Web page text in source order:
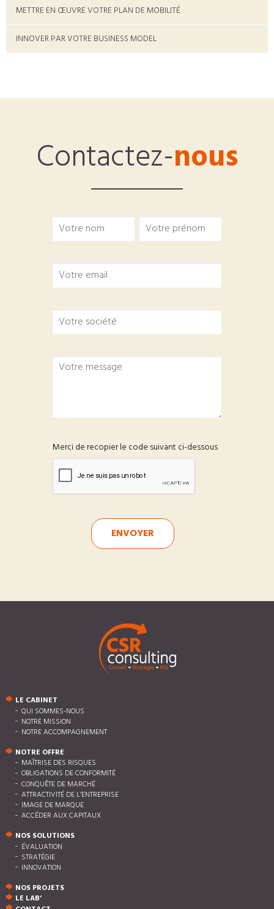
METTRE EN ŒUVRE VOTRE PLAN DE MOBILITÉ
INNOVER PAR VOTRE BUSINESS MODEL
Contactez-nous
Merci de recopier le code suivant ci-dessous
ENVOYER
LE CABINET
QUI SOMMES-NOUS
NOTRE MISSION
NOTRE ACCOMPAGNEMENT
NOTRE OFFRE
MAÎTRISE DES RISQUES
OBLIGATIONS DE CONFORMITÉ
CONQUÊTE DE MARCHÉ
ATTRACTIVITÉ DE L’ENTREPRISE
IMAGE DE MARQUE
ACCÉDER AUX CAPITAUX
NOS SOLUTIONS
ÉVALUATION
STRATÉGIE
INNOVATION
NOS PROJETS
LE LAB’